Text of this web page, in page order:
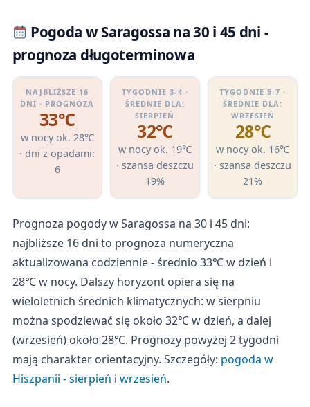
Pogoda w Saragossa na 30 i 45 dni -
prognoza długoterminowa
NAJBLIŻSZE 16
DNI · PROGNOZA
33℃
w nocy ok. 28℃
· dni z opadami:
6
TYGODNIE 3-4 ·
ŚREDNIE DLA:
SIERPIEŃ
32℃
w nocy ok. 19℃
· szansa deszczu
19%
TYGODNIE 5-7 ·
ŚREDNIE DLA:
WRZESIEŃ
28℃
w nocy ok. 16℃
· szansa deszczu
21%
Prognoza pogody w Saragossa na 30 i 45 dni:
najbliższe 16 dni to prognoza numeryczna
aktualizowana codziennie - średnio 33℃ w dzień i
28℃ w nocy. Dalszy horyzont opiera się na
wieloletnich średnich klimatycznych: w sierpniu
można spodziewać się około 32℃ w dzień, a dalej
(wrzesień) około 28℃. Prognozy powyżej 2 tygodni
mają charakter orientacyjny. Szczegóły: pogoda w
Hiszpanii - sierpień i wrzesień.